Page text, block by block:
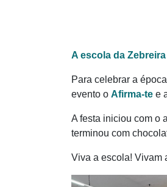
A escola da
Para celebrar a
evento o Afirma-te e
A festa iniciou com o
terminou com
Viva a escola! Vivam